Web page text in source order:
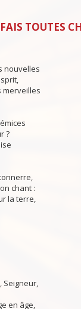
TOUTES
nouvelles
merveilles
?
chant :
la terre,
Seigneur,
en âge,